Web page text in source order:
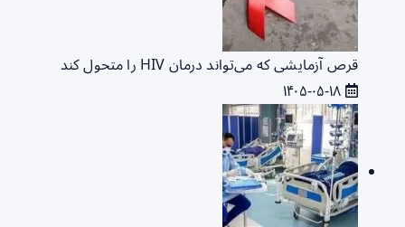
قرص آزمایشی که می‌تواند درمان HIV را متحول کند